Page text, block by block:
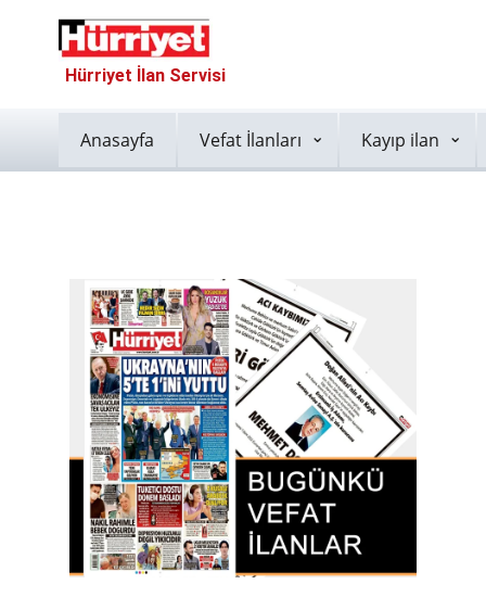
Hürriyet İlan Servisi
Anasayfa Vefat İlanları Kayıp ilan